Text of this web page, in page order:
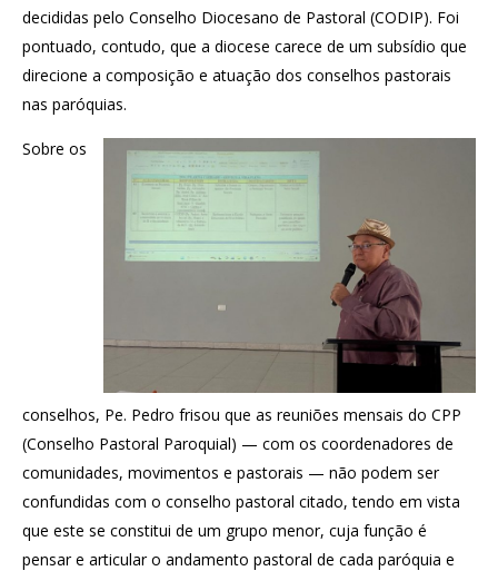
decididas pelo Conselho Diocesano de Pastoral (CODIP). Foi
pontuado, contudo, que a diocese carece de um subsídio que
direcione a composição e atuação dos conselhos pastorais
nas paróquias.
Sobre os
conselhos, Pe. Pedro frisou que as reuniões mensais do CPP
(Conselho Pastoral Paroquial) — com os coordenadores de
comunidades, movimentos e pastorais — não podem ser
confundidas com o conselho pastoral citado, tendo em vista
que este se constitui de um grupo menor, cuja função é
pensar e articular o andamento pastoral de cada paróquia e